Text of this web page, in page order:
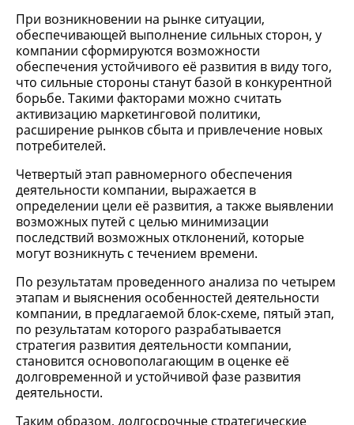
При возникновении на рынке ситуации,
обеспечивающей выполнение сильных сторон, у
компании сформируются возможности
обеспечения устойчивого её развития в виду того,
что сильные стороны станут базой в конкурентной
борьбе. Такими факторами можно считать
активизацию маркетинговой политики,
расширение рынков сбыта и привлечение новых
потребителей.
Четвертый этап равномерного обеспечения
деятельности компании, выражается в
определении цели её развития, а также выявлении
возможных путей с целью минимизации
последствий возможных отклонений, которые
могут возникнуть с течением времени.
По результатам проведенного анализа по четырем
этапам и выяснения особенностей деятельности
компании, в предлагаемой блок-схеме, пятый этап,
по результатам которого разрабатывается
стратегия развития деятельности компании,
становится основополагающим в оценке её
долговременной и устойчивой фазе развития
деятельности.
Таким образом, долгосрочные стратегические